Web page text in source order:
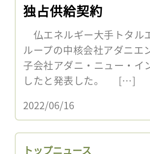
独占供給契約
仏エネルギー大手トタル
ループの中核会社アダニエ
子会社アダニ・ニュー・イ
したと発表した。 […]
2022/06/16
トップニュース